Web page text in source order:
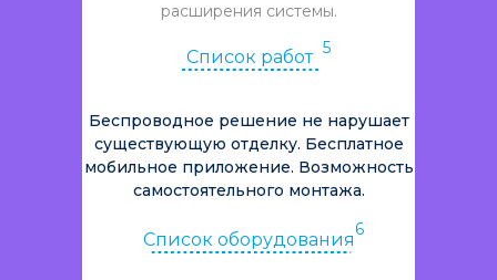
расширения системы.
Беспроводное решение не нарушает
существующую отделку. Бесплатное
мобильное приложение. Возможность
самостоятельного монтажа.
Список оборудования
Список работ 5
6